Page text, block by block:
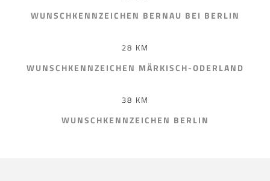
WUNSCHKENNZEICHEN BERNAU BEI BERLIN
28 KM
WUNSCHKENNZEICHEN MÄRKISCH-ODERLAND
38 KM
WUNSCHKENNZEICHEN BERLIN